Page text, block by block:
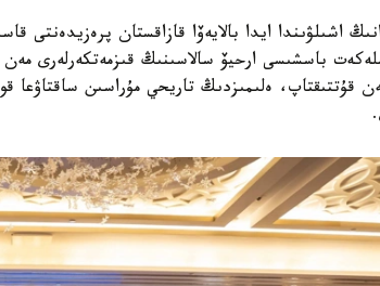
اشىلۋىندا ايدا بالايەۆا قازاقستان پرەزيدەنتى
قۇتتىقتاپ، ەلىمىزدىڭ تاريحي مۇراسىن